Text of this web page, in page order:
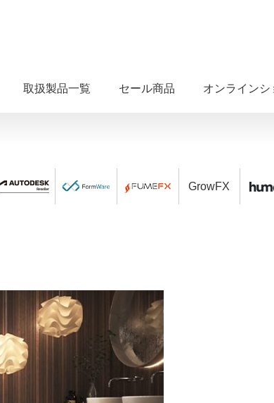
取扱製品一覧 セール商品 オンラインシ
GrowFX